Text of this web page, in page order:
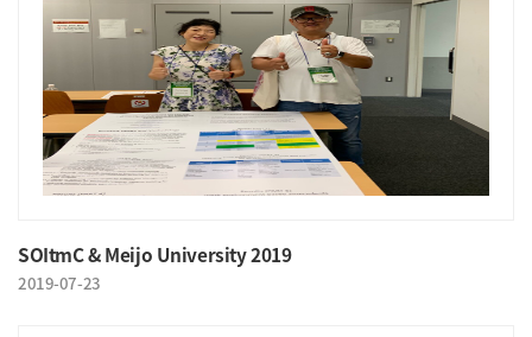
SOItmC & Meijo University 2019
2019-07-23